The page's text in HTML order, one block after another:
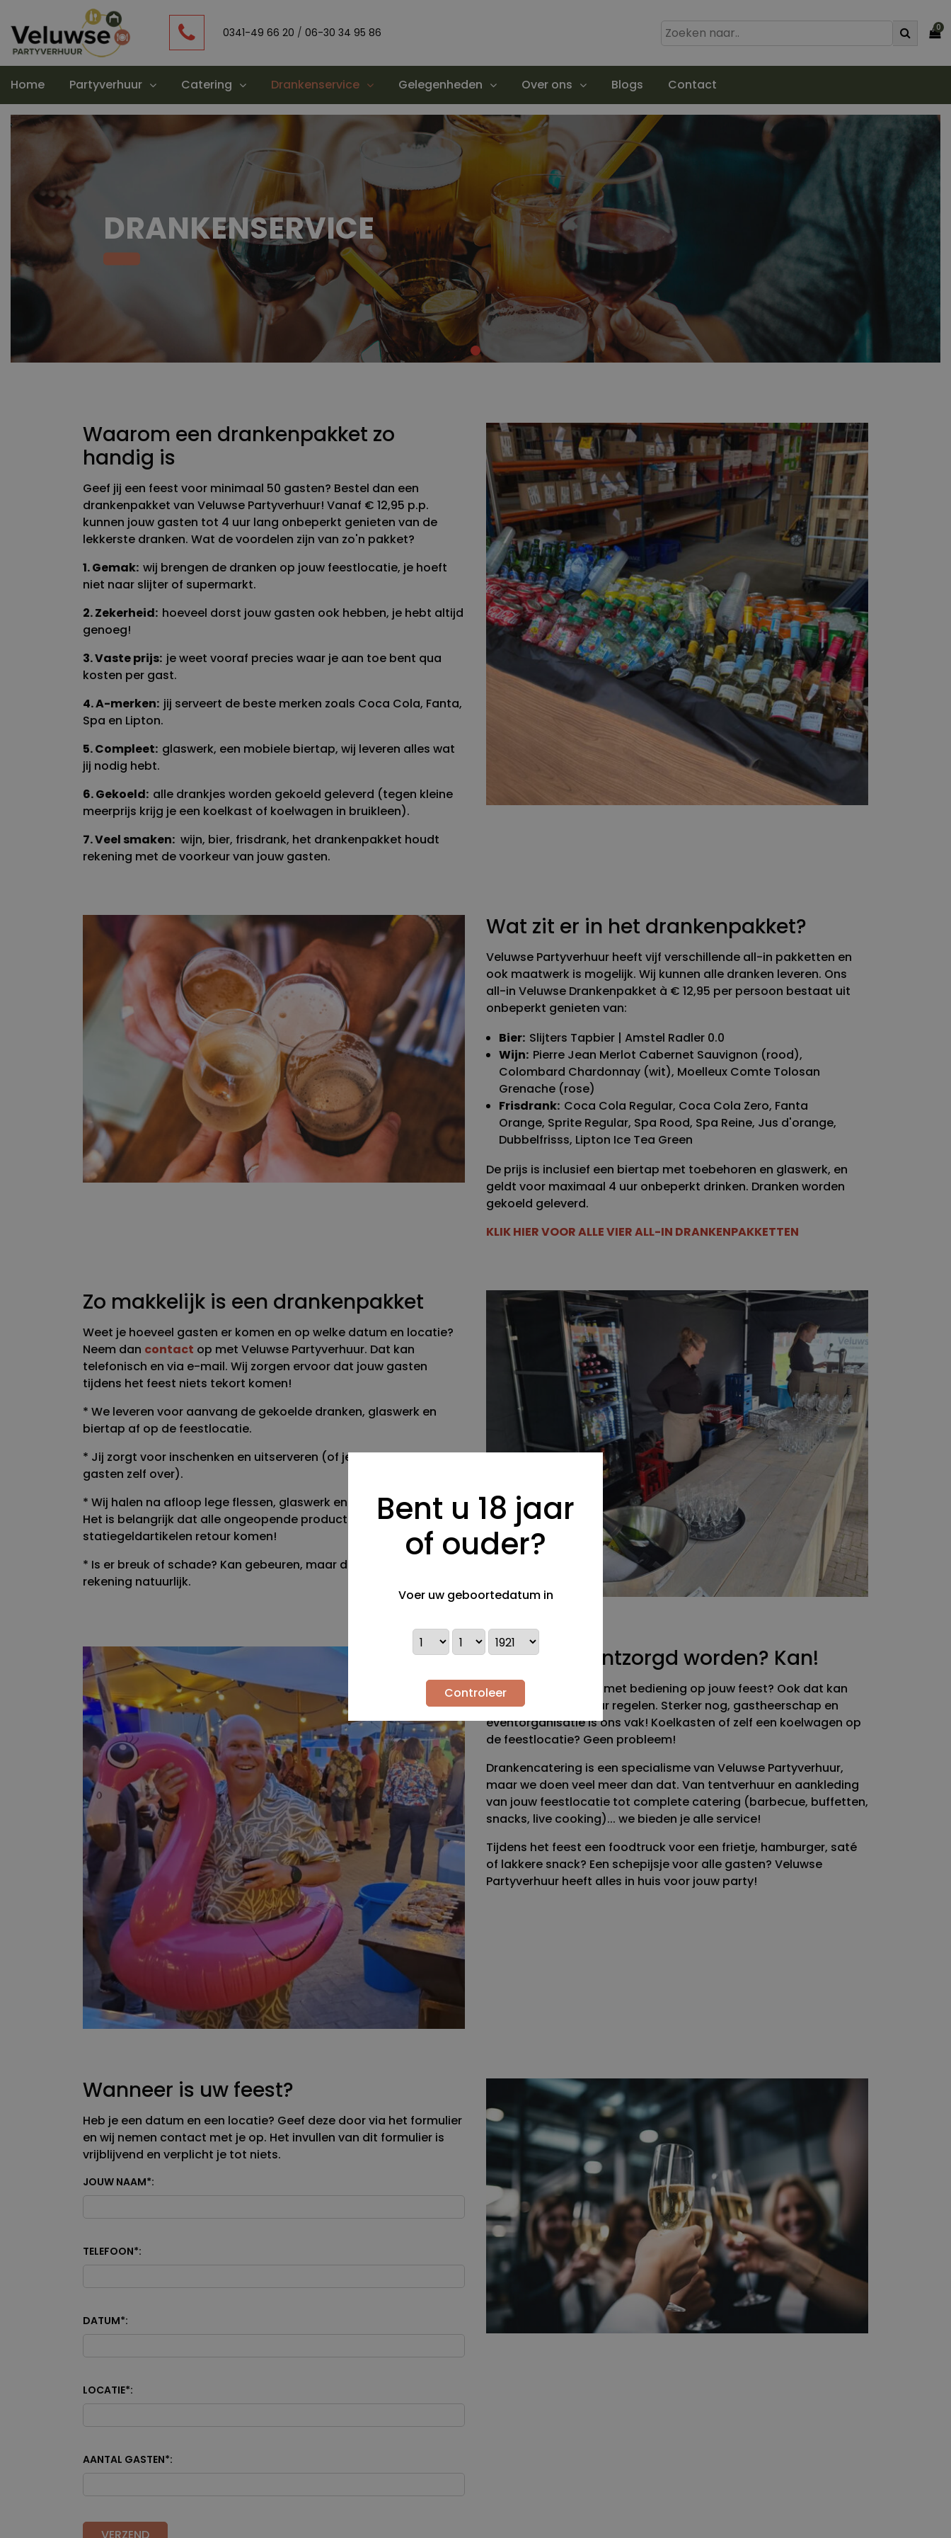
Bent u 18 jaar
of ouder?
Voer uw geboortedatum in
Controleer
0
0341-49 66 20 / 06-30 34 95 86
Home Partyverhuur Catering Drankenservice Gelegenheden Over ons Blogs Contact
DRANKENSERVICE
Waarom een drankenpakket zo
handig is
Geef jij een feest voor minimaal 50 gasten? Bestel dan een
drankenpakket van Veluwse Partyverhuur! Vanaf € 12,95 p.p.
kunnen jouw gasten tot 4 uur lang onbeperkt genieten van de
lekkerste dranken. Wat de voordelen zijn van zo'n pakket?
1. Gemak: wij brengen de dranken op jouw feestlocatie, je hoeft
niet naar slijter of supermarkt.
2. Zekerheid: hoeveel dorst jouw gasten ook hebben, je hebt altijd
genoeg!
3. Vaste prijs: je weet vooraf precies waar je aan toe bent qua
kosten per gast.
4. A-merken: jij serveert de beste merken zoals Coca Cola, Fanta,
Spa en Lipton.
5. Compleet: glaswerk, een mobiele biertap, wij leveren alles wat
jij nodig hebt.
6. Gekoeld: alle drankjes worden gekoeld geleverd (tegen kleine
meerprijs krijg je een koelkast of koelwagen in bruikleen).
7. Veel smaken: wijn, bier, frisdrank, het drankenpakket houdt
rekening met de voorkeur van jouw gasten.
Wat zit er in het drankenpakket?
Veluwse Partyverhuur heeft vijf verschillende all-in pakketten en
ook maatwerk is mogelijk. Wij kunnen alle dranken leveren. Ons
all-in Veluwse Drankenpakket à € 12,95 per persoon bestaat uit
onbeperkt genieten van:
Bier: Slijters Tapbier | Amstel Radler 0.0
Wijn: Pierre Jean Merlot Cabernet Sauvignon (rood),
Colombard Chardonnay (wit), Moelleux Comte Tolosan
Grenache (rose)
Frisdrank: Coca Cola Regular, Coca Cola Zero, Fanta
Orange, Sprite Regular, Spa Rood, Spa Reine, Jus d'orange,
Dubbelfrisss, Lipton Ice Tea Green
De prijs is inclusief een biertap met toebehoren en glaswerk, en
geldt voor maximaal 4 uur onbeperkt drinken. Dranken worden
gekoeld geleverd.
KLIK HIER VOOR ALLE VIER ALL-IN DRANKENPAKKETTEN
Zo makkelijk is een drankenpakket
Weet je hoeveel gasten er komen en op welke datum en locatie?
Neem dan contact op met Veluwse Partyverhuur. Dat kan
telefonisch en via e-mail. Wij zorgen ervoor dat jouw gasten
tijdens het feest niets tekort komen!
* We leveren voor aanvang de gekoelde dranken, glaswerk en
biertap af op de feestlocatie.
* Jij zorgt voor inschenken en uitserveren (of je laat dit aan de
gasten zelf over).
* Wij halen na afloop lege flessen, glaswerk en biertap weer op.
Het is belangrijk dat alle ongeopende producten en
statiegeldartikelen retour komen!
* Is er breuk of schade? Kan gebeuren, maar dit brengen we wel in
rekening natuurlijk.
Nog meer ontzorgd worden? Kan!
Wil je graag een bar met bediening op jouw feest? Ook dat kan
Veluwse Partyverhuur regelen. Sterker nog, gastheerschap en
eventorganisatie is ons vak! Koelkasten of zelf een koelwagen op
de feestlocatie? Geen probleem!
Drankencatering is een specialisme van Veluwse Partyverhuur,
maar we doen veel meer dan dat. Van tentverhuur en aankleding
van jouw feestlocatie tot complete catering (barbecue, buffetten,
snacks, live cooking)... we bieden je alle service!
Tijdens het feest een foodtruck voor een frietje, hamburger, saté
of lakkere snack? Een schepijsje voor alle gasten? Veluwse
Partyverhuur heeft alles in huis voor jouw party!
Wanneer is uw feest?
Heb je een datum en een locatie? Geef deze door via het formulier
en wij nemen contact met je op. Het invullen van dit formulier is
vrijblijvend en verplicht je tot niets.
JOUW NAAM*:
TELEFOON*:
DATUM*:
LOCATIE*:
AANTAL GASTEN*: